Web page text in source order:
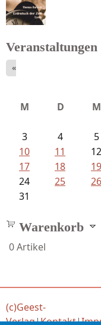
Bartsch, Thomas -
Veranstaltungen
«
M D M
3
4 5
10
11 12
17
18 19
24
25 26
31
Warenkorb
0Artikel
(c)Geest-
Verlag|Kontakt|